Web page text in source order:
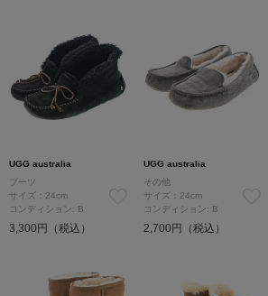
UGG australia
ブーツ
サイズ：24cm
コンディション: B
3,300円（税込）
UGG australia
その他
サイズ：24cm
コンディション: B
2,700円（税込）